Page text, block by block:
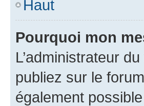
Haut
Pourquoi mon
L’administrateur
publiez sur le
également